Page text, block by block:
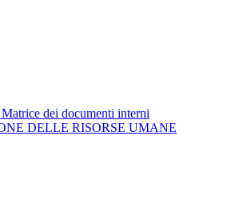
dei documenti interni
DELLE RISORSE UMANE